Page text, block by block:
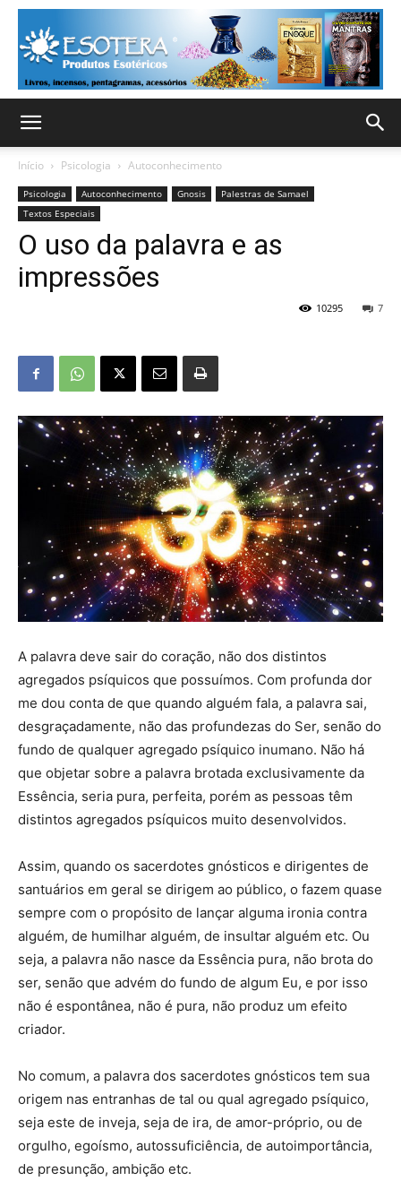
Início Psicologia Autoconhecimento
Psicologia Autoconhecimento Gnosis
Palestras de Samael
Textos Especiais
O uso da palavra e as
impressões
7
10295
A palavra deve sair do coração, não dos distintos
agregados psíquicos que possuímos. Com profunda dor
me dou conta de que quando alguém fala, a palavra sai,
desgraçadamente, não das profundezas do Ser, senão do
fundo de qualquer agregado psíquico inumano. Não há
que objetar sobre a palavra brotada exclusivamente da
Essência, seria pura, perfeita, porém as pessoas têm
distintos agregados psíquicos muito desenvolvidos.
Assim, quando os sacerdotes gnósticos e dirigentes de
santuários em geral se dirigem ao público, o fazem quase
sempre com o propósito de lançar alguma ironia contra
alguém, de humilhar alguém, de insultar alguém etc. Ou
seja, a palavra não nasce da Essência pura, não brota do
ser, senão que advém do fundo de algum Eu, e por isso
não é espontânea, não é pura, não produz um efeito
criador.
No comum, a palavra dos sacerdotes gnósticos tem sua
origem nas entranhas de tal ou qual agregado psíquico,
seja este de inveja, seja de ira, de amor-próprio, ou de
orgulho, egoísmo, autossuficiência, de autoimportância,
de presunção, ambição etc.